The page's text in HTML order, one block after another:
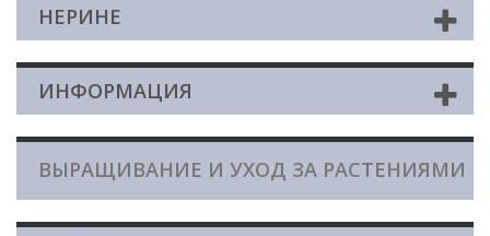
НЕРИНЕ
ИНФОРМАЦИЯ
ВЫРАЩИВАНИЕ И УХОД ЗА РАСТЕНИЯМИ